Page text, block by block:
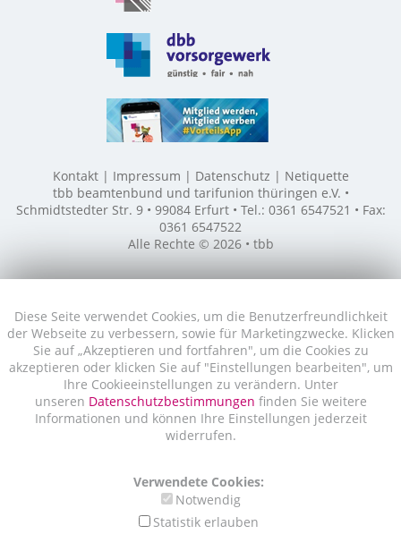
Diese Seite verwendet Cookies, um die Benutzerfreundlichkeit
der Webseite zu verbessern, sowie für Marketingzwecke. Klicken
Sie auf „Akzeptieren und fortfahren", um die Cookies zu
akzeptieren oder klicken Sie auf "Einstellungen bearbeiten", um
Ihre Cookieeinstellungen zu verändern. Unter
unseren Datenschutzbestimmungen finden Sie weitere
Informationen und können Ihre Einstellungen jederzeit
widerrufen.
Verwendete Cookies:
Notwendig
Statistik erlauben
Kontakt Impressum Datenschutz
Netiquette
tbb beamtenbund und tarifunion thüringen e.V. •
Schmidtstedter Str. 9 • 99084 Erfurt • Tel.: 0361 6547521 • Fax:
0361 6547522
Alle Rechte © 2026 • tbb